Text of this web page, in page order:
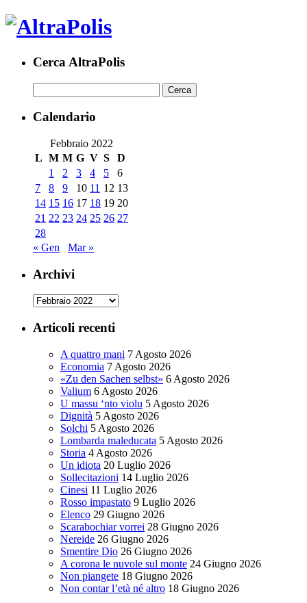
Cerca AltraPolis
Calendario
Febbraio 2022
L M M G V S
D
1
2 3 4 5
6
7
8 9 10 11 12 13
14 15 16 17 18 19 20
21 22 23 24 25 26 27
28
« Gen
Mar »
Archivi
Archivi
Articoli recenti
A quattro mani 7 Agosto 2026
Economia 7 Agosto 2026
«Zu den Sachen selbst» 6 Agosto 2026
Valium 6 Agosto 2026
U massu ‘nto violu 5 Agosto 2026
Dignità 5 Agosto 2026
Solchi 5 Agosto 2026
Lombarda maleducata 5 Agosto 2026
Storia 4 Agosto 2026
Un idiota 20 Luglio 2026
Sollecitazioni 14 Luglio 2026
Cinesi 11 Luglio 2026
Rosso impastato 9 Luglio 2026
Elenco 29 Giugno 2026
Scarabochiar vorrei 28 Giugno 2026
Nereide 26 Giugno 2026
Smentire Dio 26 Giugno 2026
A corona le nuvole sul monte 24 Giugno 2026
Non piangete 18 Giugno 2026
Non contar l’età né altro 18 Giugno 2026